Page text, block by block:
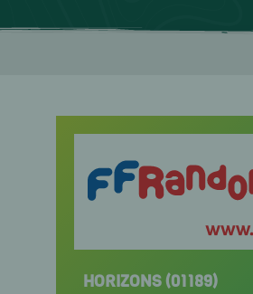
HORIZONS (01189)